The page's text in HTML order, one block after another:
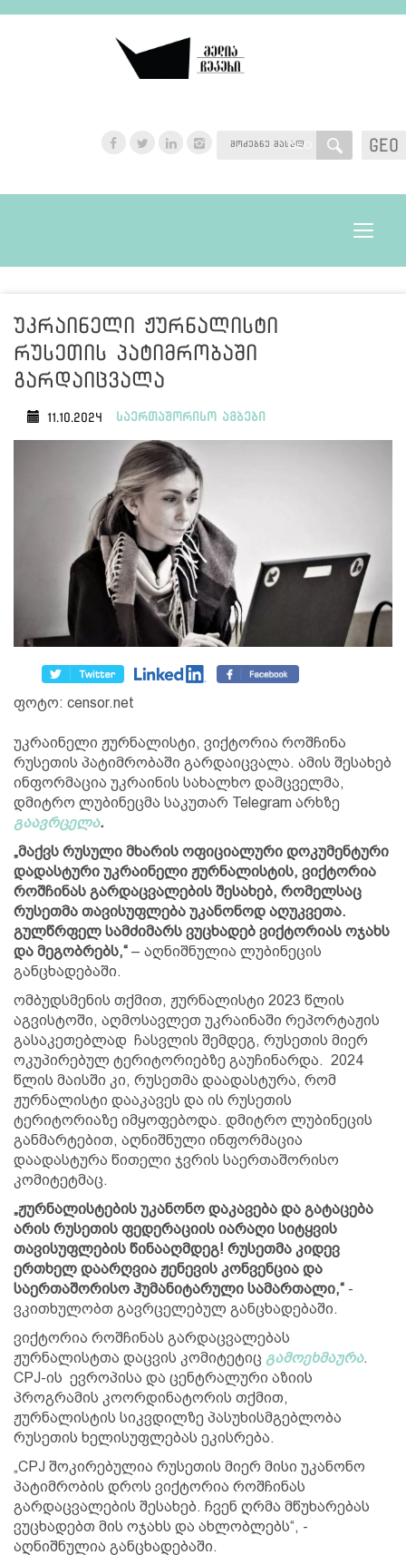
GEO
GEO
Toggle
უკრაინელი ჟურნალისტი
რუსეთის პატიმრობაში
გარდაიცვალა
11.10.2024 საერთაშორისო ამბები
ფოტო: censor.net
უკრაინელი ჟურნალისტი, ვიქტორია როშჩინა
რუსეთის პატიმრობაში გარდაიცვალა. ამის შესახებ
ინფორმაცია უკრაინის სახალხო დამცველმა,
დმიტრო ლუბინეცმა საკუთარ Telegram არხზე
გაავრცელა.
„მაქვს რუსული მხარის ოფიციალური დოკუმენტური
დადასტური უკრაინელი ჟურნალისტის, ვიქტორია
როშჩინას გარდაცვალების შესახებ, რომელსაც
რუსეთმა თავისუფლება უკანონოდ აღუკვეთა.
გულწრფელ სამძიმარს ვუცხადებ ვიქტორიას ოჯახს
და მეგობრებს,“ – აღნიშნულია ლუბინეცის
განცხადებაში.
ომბუდსმენის თქმით, ჟურნალისტი 2023 წლის
აგვისტოში, აღმოსავლეთ უკრაინაში რეპორტაჟის
გასაკეთებლად ჩასვლის შემდეგ, რუსეთის მიერ
ოკუპირებულ ტერიტორიებზე გაუჩინარდა. 2024
წლის მაისში კი, რუსეთმა დაადასტურა, რომ
ჟურნალისტი დააკავეს და ის რუსეთის
ტერიტორიაზე იმყოფებოდა. დმიტრო ლუბინეცის
განმარტებით, აღნიშნული ინფორმაცია
დაადასტურა წითელი ჯვრის საერთაშორისო
კომიტეტმაც.
„ჟურნალისტების უკანონო დაკავება და გატაცება
არის რუსეთის ფედერაციის იარაღი სიტყვის
თავისუფლების წინააღმდეგ! რუსეთმა კიდევ
ერთხელ დაარღვია ჟენევის კონვენცია და
საერთაშორისო ჰუმანიტარული სამართალი,“ -
ვკითხულობთ გავრცელებულ განცხადებაში.
ვიქტორია როშჩინას გარდაცვალებას
ჟურნალისტთა დაცვის კომიტეტიც გამოეხმაურა.
CPJ-ის ევროპისა და ცენტრალური აზიის
პროგრამის კოორდინატორის თქმით,
ჟურნალისტის სიკვდილზე პასუხისმგებლობა
რუსეთის ხელისუფლებას ეკისრება.
„CPJ შოკირებულია რუსეთის მიერ მისი უკანონო
პატიმრობის დროს ვიქტორია როშჩინას
გარდაცვალების შესახებ. ჩვენ ღრმა მწუხარებას
ვუცხადებთ მის ოჯახს და ახლობლებს“, -
აღნიშნულია განცხადებაში.